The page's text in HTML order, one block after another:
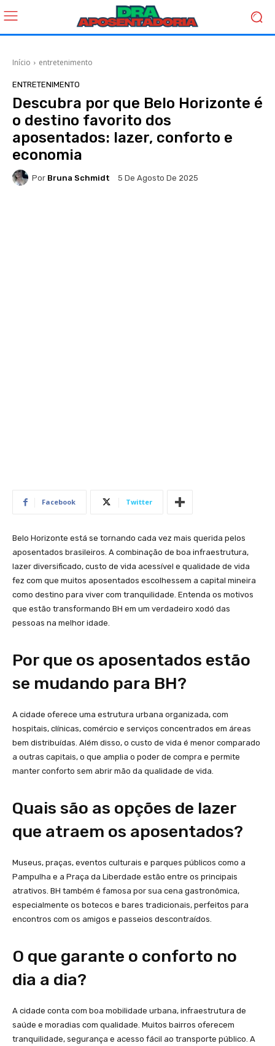
Início entretenimento
ENTRETENIMENTO
Descubra por que Belo Horizonte é
o destino favorito dos
aposentados: lazer, conforto e
economia
Por Bruna Schmidt 5 De Agosto De 2025
Facebook Twitter
Belo Horizonte está se tornando cada vez mais querida pelos
aposentados brasileiros. A combinação de boa infraestrutura,
lazer diversificado, custo de vida acessível e qualidade de vida
fez com que muitos aposentados escolhessem a capital mineira
como destino para viver com tranquilidade. Entenda os motivos
que estão transformando BH em um verdadeiro xodó das
pessoas na melhor idade.
Por que os aposentados estão
se mudando para BH?
A cidade oferece uma estrutura urbana organizada, com
hospitais, clínicas, comércio e serviços concentrados em áreas
bem distribuídas. Além disso, o custo de vida é menor comparado
a outras capitais, o que amplia o poder de compra e permite
manter conforto sem abrir mão da qualidade de vida.
Quais são as opções de lazer
que atraem os aposentados?
Museus, praças, eventos culturais e parques públicos como a
Pampulha e a Praça da Liberdade estão entre os principais
atrativos. BH também é famosa por sua cena gastronômica,
especialmente os botecos e bares tradicionais, perfeitos para
encontros com os amigos e passeios descontraídos.
O que garante o conforto no
dia a dia?
A cidade conta com boa mobilidade urbana, infraestrutura de
saúde e moradias com qualidade. Muitos bairros oferecem
tranquilidade, segurança e acesso fácil ao transporte público. A